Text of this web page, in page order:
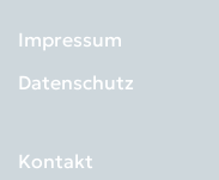
Impressum
Datenschutz
Kontakt